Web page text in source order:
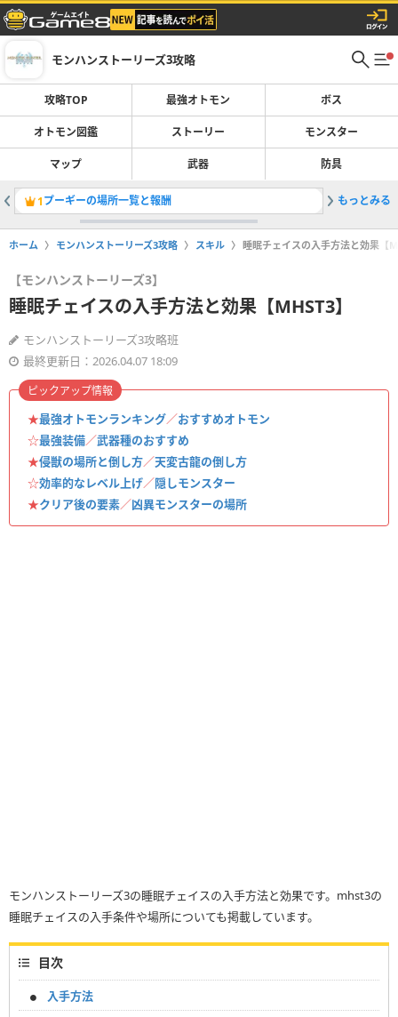
モンハンストーリーズ3攻略
攻略TOP 最強オトモン ボス
オトモン図鑑 ストーリー モンスター
マップ 武器 防具
1プーギーの場所一覧と報酬 2侵獣素
もっとみる
ホーム モンハンストーリーズ3攻略 スキル 睡眠チェイスの入手方法と効果【
【モンハンストーリーズ3】
睡眠チェイスの入手方法と効果【MHST3】
モンハンストーリーズ3攻略班
最終更新日：2026.04.07 18:09
★最強オトモンランキング／おすすめオトモン
☆最強装備／武器種のおすすめ
★侵獣の場所と倒し方／天変古龍の倒し方
☆効率的なレベル上げ／隠しモンスター
★クリア後の要素／凶異モンスターの場所
ピックアップ情報
モンハンストーリーズ3の睡眠チェイスの入手方法と効果です。mhst3の
睡眠チェイスの入手条件や場所についても掲載しています。
目次
入手方法